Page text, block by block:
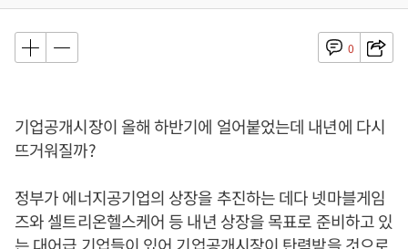
0
기업공개시장이 올해 하반기에 얼어붙었는데 내년에 다시
뜨거워질까?
정부가 에너지공기업의 상장을 추진하는 데다 넷마블게임
즈와 셀트리온헬스케어 등 내년 상장을 목표로 준비하고 있